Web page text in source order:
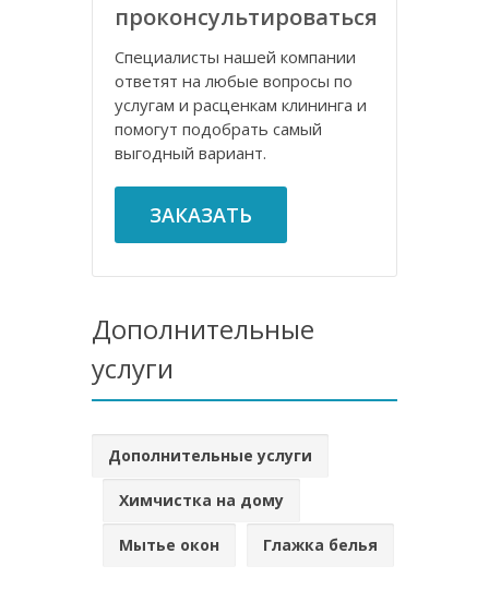
проконсультироваться
Специалисты нашей компании
ответят на любые вопросы по
услугам и расценкам клининга и
помогут подобрать самый
выгодный вариант.
ЗАКАЗАТЬ
Дополнительные
услуги
Дополнительные услуги
Химчистка на дому
Мытье окон Глажка белья